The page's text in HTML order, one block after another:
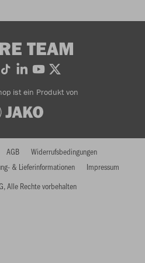
TEAM
ist ein Produkt von
Alle Rechte vorbehalten
AGB
Widerrufsbedingungen
& Lieferinformationen Impressum